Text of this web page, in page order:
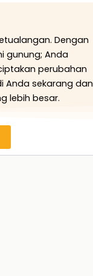
Dengan
gunung; Anda
perubahan
Anda sekarang dan
lebih besar.